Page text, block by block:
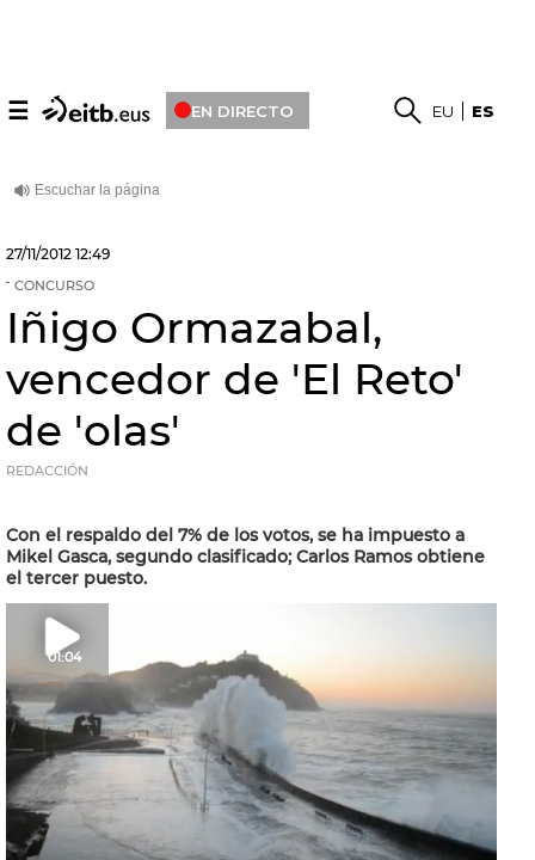
☰ EN DIRECTO EU ES
27/11/2012 12:49
CONCURSO
Iñigo Ormazabal,
vencedor de 'El Reto'
de 'olas'
REDACCIÓN
Con el respaldo del 7% de los votos, se ha impuesto a
Mikel Gasca, segundo clasificado; Carlos Ramos obtiene
el tercer puesto.
01:04